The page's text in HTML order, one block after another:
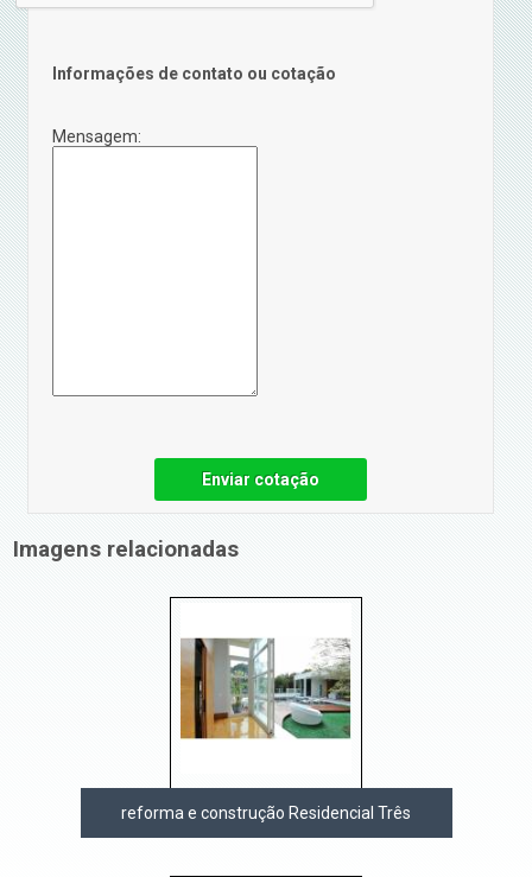
Informações de contato ou cotação
Mensagem:
Enviar cotação
Imagens relacionadas
reforma e construção Residencial Três